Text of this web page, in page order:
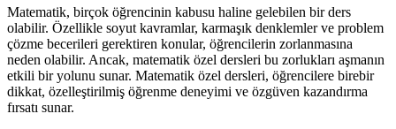
Matematik, birçok öğrencinin kabusu haline gelebilen bir ders
olabilir. Özellikle soyut kavramlar, karmaşık denklemler ve problem
çözme becerileri gerektiren konular, öğrencilerin zorlanmasına
neden olabilir. Ancak, matematik özel dersleri bu zorlukları aşmanın
etkili bir yolunu sunar. Matematik özel dersleri, öğrencilere birebir
dikkat, özelleştirilmiş öğrenme deneyimi ve özgüven kazandırma
fırsatı sunar.